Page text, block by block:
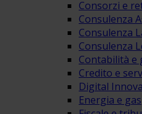
Consorzi e
Consulenza
Consulenza
Consulenza
Contabilità e
Credito e
Digital
Energia e gas